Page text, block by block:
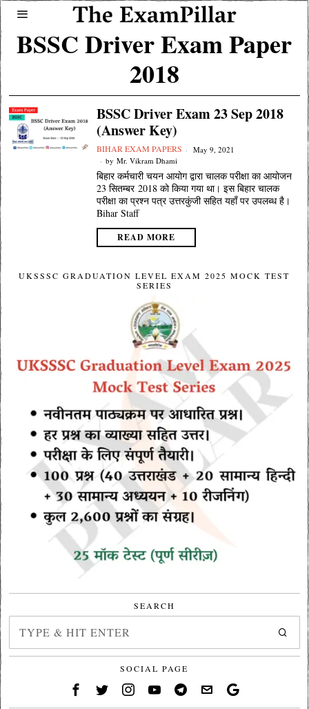
BSSC Driver Exam Paper
2018
BSSC Driver Exam 23 Sep 2018
(Answer Key)
BIHAR EXAM PAPERS
May 9, 2021
by Mr. Vikram Dhami
बिहार कर्मचारी चयन आयोग द्वारा चालक परीक्षा का आयोजन
23 सितम्बर 2018 को किया गया था। इस बिहार चालक
परीक्षा का प्रश्न पत्र उत्तरकुंजी सहित यहाँ पर उपलब्ध है।
Bihar Staff
READ MORE
UKSSSC GRADUATION LEVEL EXAM 2025 MOCK TEST
SERIES
SEARCH
SOCIAL PAGE